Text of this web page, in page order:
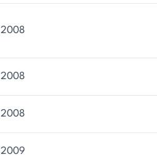
2008
2008
2008
2009